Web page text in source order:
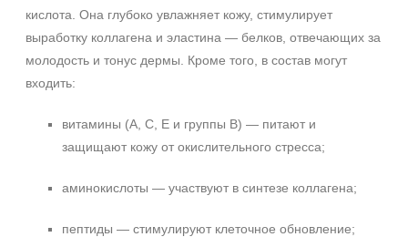
Область применения
Декольте
Показать еще
кислота. Она глубоко увлажняет кожу, стимулирует
выработку коллагена и эластина — белков, отвечающих за
молодость и тонус дермы. Кроме того, в состав могут
входить:
витамины (A, C, E и группы B) — питают и
защищают кожу от окислительного стресса;
аминокислоты — участвуют в синтезе коллагена;
пептиды — стимулируют клеточное обновление;